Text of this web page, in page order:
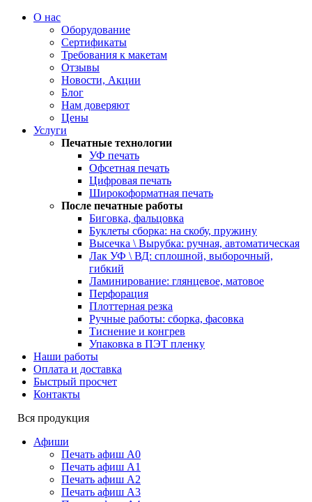
О нас
Оборудование
Сертификаты
Требования к макетам
Отзывы
Новости, Акции
Блог
Нам доверяют
Цены
Услуги
Печатные технологии
УФ печать
Офсетная печать
Цифровая печать
Широкоформатная печать
После печатные работы
Биговка, фальцовка
Буклеты сборка: на скобу, пружину
Высечка \ Вырубка: ручная, автоматическая
Лак УФ \ ВД: сплошной, выборочный,
гибкий
Ламинирование: глянцевое, матовое
Перфорация
Плоттерная резка
Ручные работы: сборка, фасовка
Тиснение и конгрев
Упаковка в ПЭТ пленку
Наши работы
Оплата и доставка
Быстрый просчет
Контакты
Вся продукция
Афиши
Печать афиш А0
Печать афиш А1
Печать афиш А2
Печать афиш А3